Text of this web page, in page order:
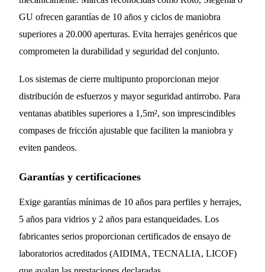
GU ofrecen garantías de 10 años y ciclos de maniobra
superiores a 20.000 aperturas. Evita herrajes genéricos que
comprometen la durabilidad y seguridad del conjunto.
Los sistemas de cierre multipunto proporcionan mejor
distribución de esfuerzos y mayor seguridad antirrobo. Para
ventanas abatibles superiores a 1,5m², son imprescindibles
compases de fricción ajustable que faciliten la maniobra y
eviten pandeos.
Garantías y certificaciones
Exige garantías mínimas de 10 años para perfiles y herrajes,
5 años para vidrios y 2 años para estanqueidades. Los
fabricantes serios proporcionan certificados de ensayo de
laboratorios acreditados (AIDIMA, TECNALIA, LICOF)